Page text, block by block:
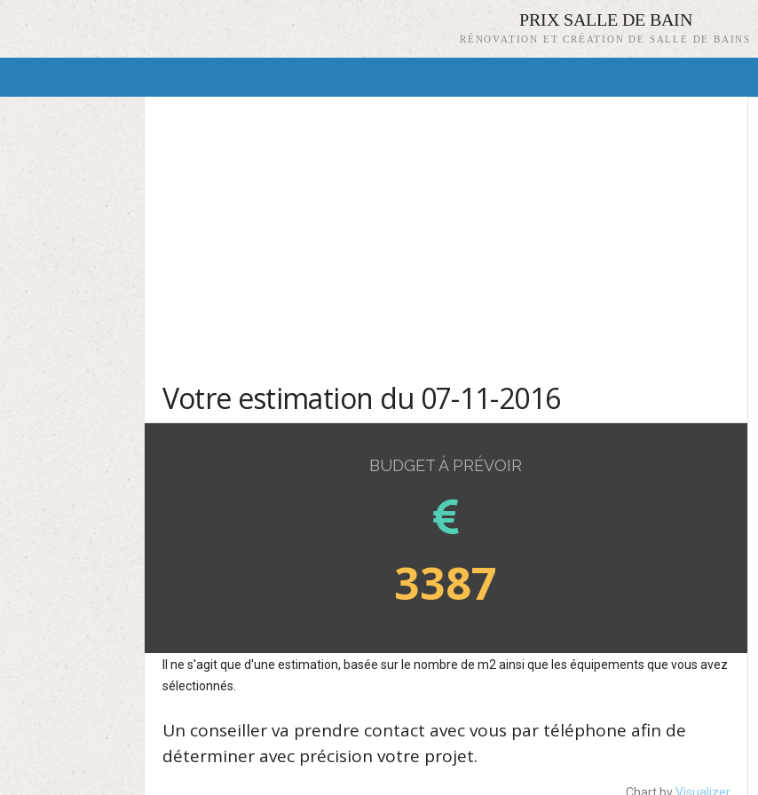
PRIX SALLE DE BAIN
RÉNOVATION ET CRÉATION DE SALLE DE BAINS
Votre estimation du 07-11-2016
BUDGET À PRÉVOIR
3387
Il ne s'agit que d'une estimation, basée sur le nombre de m2 ainsi que les équipements que vous avez
sélectionnés.
Un conseiller va prendre contact avec vous par téléphone afin de
déterminer avec précision votre projet.
Chart byVisualizer